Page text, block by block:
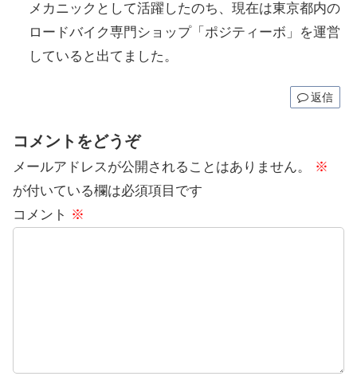
メカニックとして活躍したのち、現在は東京都内の
ロードバイク専門ショップ「ポジティーボ」を運営
していると出てました。
返信
コメントをどうぞ
メールアドレスが公開されることはありません。
※
が付いている欄は必須項目です
コメント ※